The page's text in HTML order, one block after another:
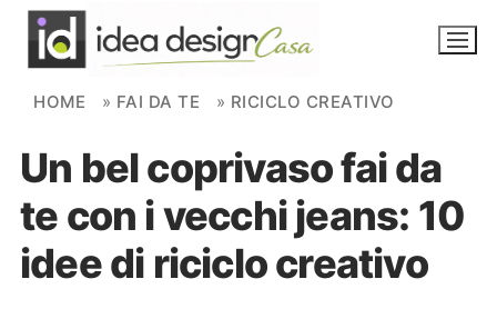
Skip to content
NOVITÀ
AMBIENTI
FAI DA TE
HOME » FAI DA TE » RICICLO CREATIVO
Un bel coprivaso fai da
te con i vecchi jeans: 10
idee di riciclo creativo